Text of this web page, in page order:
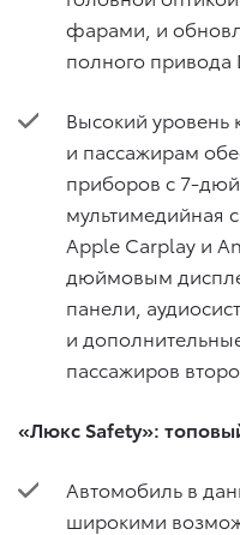
фарами, и
полного привода
Высокий
и пассажирам
приборов с 7-
мультимедийная
Apple Carplay и
дюймовым
панели,
и
пассажиров
«Люкс Safety»:
Автомобиль в
широкими